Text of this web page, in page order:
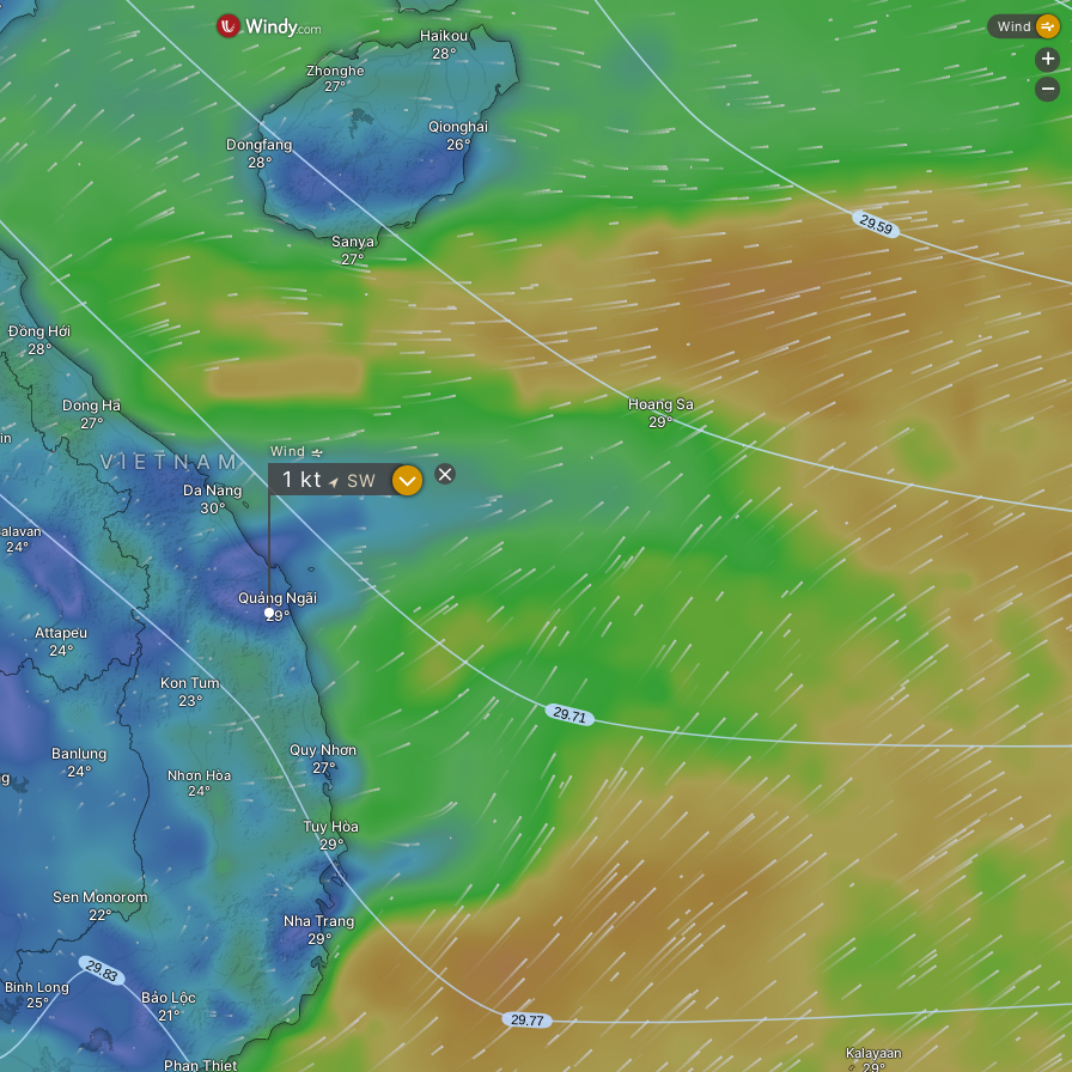
VIETNAM
Da Nang
Quảng Ngãi
Kon Tum
Sanya
Dongfang
Dong Ha
Qionghai
Hoang Sa
Bảo Lộc
Sen Monorom
Banlung
Nhơn Hòa
Quy Nhơn
Nha Trang
Tuy Hòa
Attapeu
Đồng Hới
Binh Long
Zhonghe
Haikou
Phan Thiet
Kalayaan
Wind
1 kt " SW ?
Wind
+
-